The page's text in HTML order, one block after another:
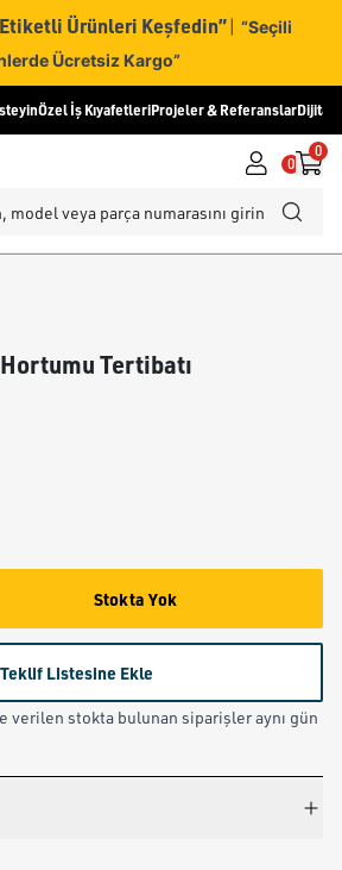
Ürünleri Keşfedin” | “Seçili
Ücretsiz Kargo”
Özel İş KıyafetleriProjeler & ReferanslarDijital
0
0
Tertibatı
Stokta Yok
Teklif Listesine Ekle
verilen stokta bulunan siparişler aynı gün